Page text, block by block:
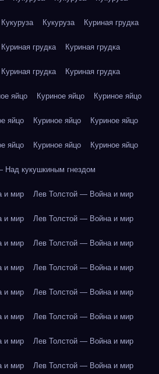
Кукуруза Кукуруза Куриная грудка
Куриная грудка Куриная грудка
Куриная грудка Куриная грудка
яйцо Куриное яйцо Куриное яйцо
яйцо Куриное яйцо Куриное яйцо
яйцо Куриное яйцо Куриное яйцо
Над кукушкиным гнездом
и мир Лев Толстой — Война и мир
и мир Лев Толстой — Война и мир
и мир Лев Толстой — Война и мир
и мир Лев Толстой — Война и мир
и мир Лев Толстой — Война и мир
и мир Лев Толстой — Война и мир
и мир Лев Толстой — Война и мир
и мир Лев Толстой — Война и мир